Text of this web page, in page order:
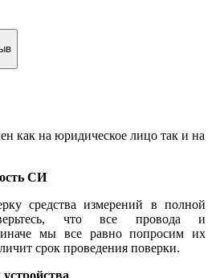
как на юридическое лицо так и на
СИ
средства измерений в полной
что все провода и
мы все равно попросим их
срок проведения поверки.